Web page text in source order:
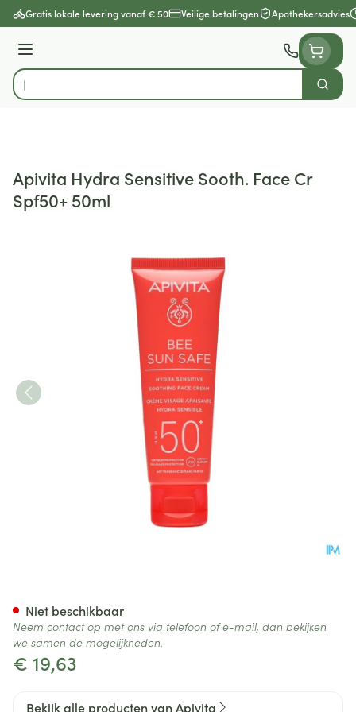
Ga naar de inhoud
Gratis lokale levering vanaf € 50 Veilige betalingen Apothekersadvies
Menu
Product, merk, categorie...
Zoek
Apivita Hydra Sensitive Sooth. Face Cr
Spf50+ 50ml
€ 19,63
Niet beschikbaar
Neem contact op met ons via telefoon of e-mail, dan bekijken
we samen de mogelijkheden.
Bekijk alle producten van Apivita